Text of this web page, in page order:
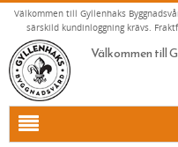
Välkommen till Gyllenhaks
särskild kundinloggning krävs.
Välkommen till